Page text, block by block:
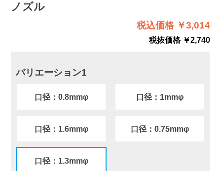
ノズル
税込価格 ￥3,014
税抜価格 ￥2,740
バリエーション1
口径：0.8mmφ 口径：1mmφ
口径：1.6mmφ 口径：0.75mmφ
口径：1.3mmφ